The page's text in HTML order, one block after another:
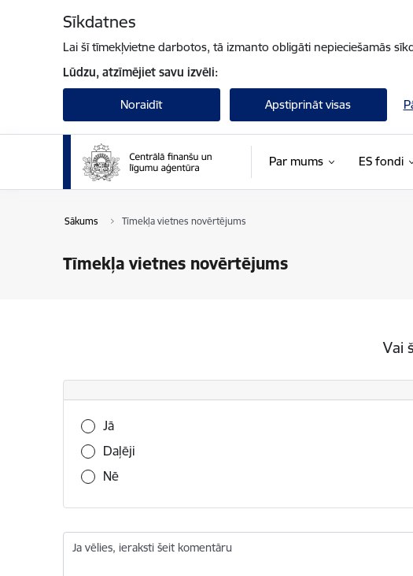
Sīkdatnes
Lai šī tīmekļvietne darbotos, tā izmanto obligāti nepieciešamās
Lūdzu, atzīmējiet savu izvēli:
Noraidīt Apstiprināt visas
Par mums ES fondi
Sākums Tīmekļa vietnes novērtējums
Tīmekļa vietnes novērtējums
Vai
Vai šī informācija bija noderīga?
Jā
Daļēji
Nē
Ja vēlies, ieraksti šeit komentāru